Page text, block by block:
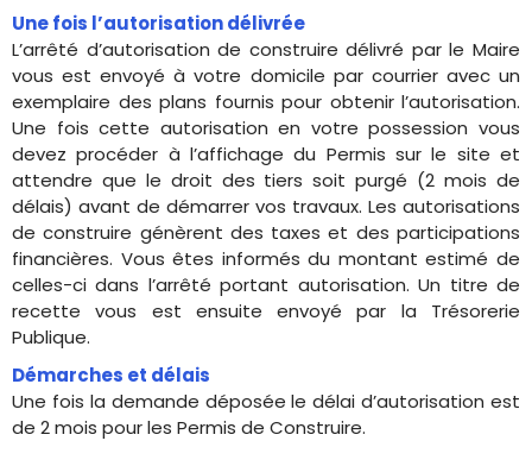
Une fois l’autorisation délivrée
L’arrêté d’autorisation de construire délivré par le Maire
vous est envoyé à votre domicile par courrier avec un
exemplaire des plans fournis pour obtenir l’autorisation.
Une fois cette autorisation en votre possession vous
devez procéder à l’affichage du Permis sur le site et
attendre que le droit des tiers soit purgé (2 mois de
délais) avant de démarrer vos travaux. Les autorisations
de construire génèrent des taxes et des participations
financières. Vous êtes informés du montant estimé de
celles-ci dans l’arrêté portant autorisation. Un titre de
recette vous est ensuite envoyé par la Trésorerie
Publique.
Démarches et délais
Une fois la demande déposée le délai d’autorisation est
de 2 mois pour les Permis de Construire.